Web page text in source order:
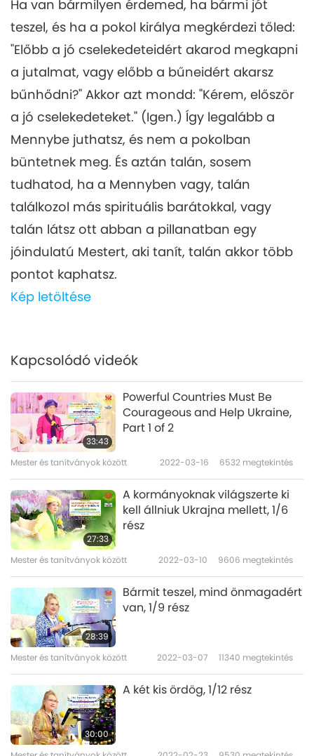
Mester és tanítványok között 2023-02-19 6710megtekintés
Ha van bármilyen érdemed, ha bármi jót
teszel, és ha a pokol királya megkérdezi tőled:
"Előbb a jó cselekedeteidért akarod megkapni
a jutalmat, vagy előbb a bűneidért akarsz
bűnhődni?" Akkor azt mondd: "Kérem, először
a jó cselekedeteket." (Igen.) Így legalább a
Mennybe juthatsz, és nem a pokolban
büntetnek meg. És aztán talán, sosem
tudhatod, ha a Mennyben vagy, talán
találkozol más spirituális barátokkal, vagy
talán látsz ott abban a pillanatban egy
jóindulatú Mestert, aki tanít, talán akkor több
pontot kaphatsz.
Kép letöltése
Kapcsolódó videók
33:43
Powerful Countries Must Be
Courageous and Help Ukraine,
Part 1 of 2
Mester és tanítványok között 2022-03-16 6532 megtekintés
27:33
A kormányoknak világszerte ki
kell állniuk Ukrajna mellett, 1/6
rész
Mester és tanítványok között 2022-03-10 9606 megtekintés
28:39
Bármit teszel, mind önmagadért
van, 1/9 rész
Mester és tanítványok között 2022-03-07 11340 megtekintés
30:00
A két kis ördög, 1/12 rész